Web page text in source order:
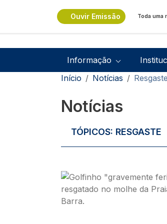
Ouvir Emissão Toda uma
Navegação
Informação
Navegação
Início Notícias Resgaste
Notícias
TÓPICOS: RESGASTE
Imagem